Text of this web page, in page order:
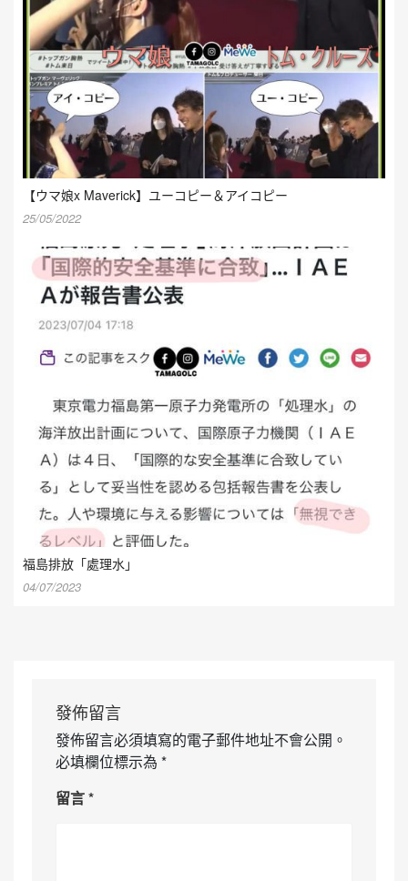
【ウマ娘x Maverick】ユーコピー＆アイコピー
25/05/2022
福島排放「處理水」
04/07/2023
發佈留言
發佈留言必須填寫的電子郵件地址不會公開。
必填欄位標示為 *
留言*